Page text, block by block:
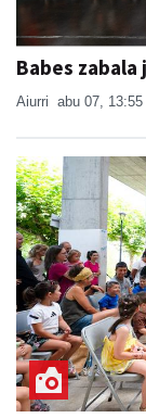
Babes zabala
Aiurri abu 07, 13:55